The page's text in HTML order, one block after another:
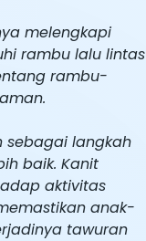
melengkapi
rambu lalu lintas
rambu-
sebagai langkah
baik. Kanit
aktivitas
anak-
tawuran